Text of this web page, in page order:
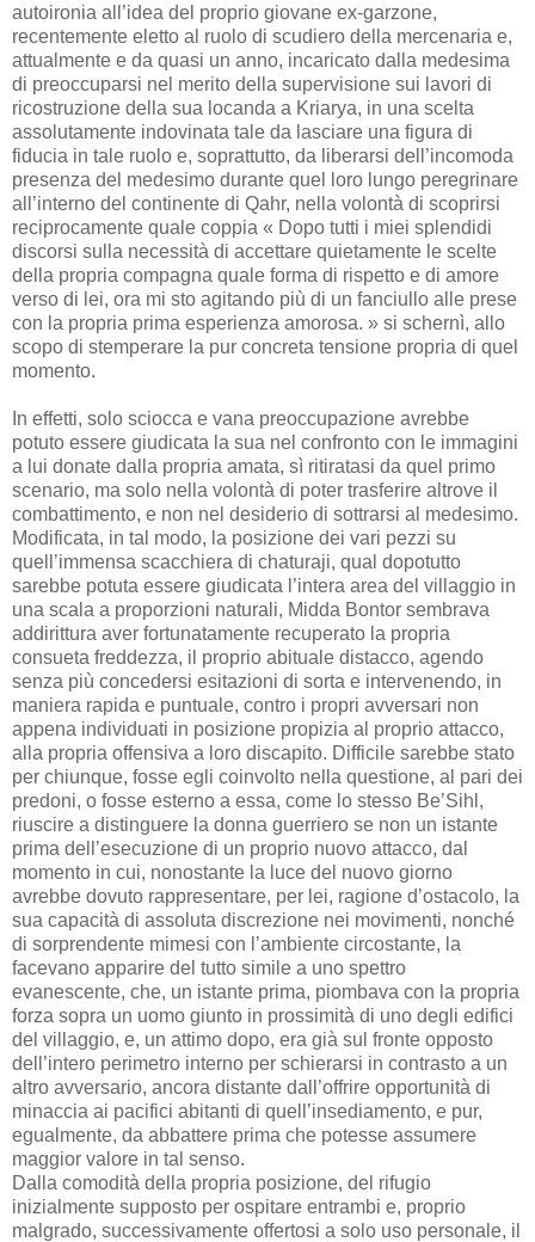
autoironia all’idea del proprio giovane ex-garzone,
recentemente eletto al ruolo di scudiero della mercenaria e,
attualmente e da quasi un anno, incaricato dalla medesima
di preoccuparsi nel merito della supervisione sui lavori di
ricostruzione della sua locanda a Kriarya, in una scelta
assolutamente indovinata tale da lasciare una figura di
fiducia in tale ruolo e, soprattutto, da liberarsi dell’incomoda
presenza del medesimo durante quel loro lungo peregrinare
all’interno del continente di Qahr, nella volontà di scoprirsi
reciprocamente quale coppia « Dopo tutti i miei splendidi
discorsi sulla necessità di accettare quietamente le scelte
della propria compagna quale forma di rispetto e di amore
verso di lei, ora mi sto agitando più di un fanciullo alle prese
con la propria prima esperienza amorosa. » si schernì, allo
scopo di stemperare la pur concreta tensione propria di quel
momento.
In effetti, solo sciocca e vana preoccupazione avrebbe
potuto essere giudicata la sua nel confronto con le immagini
a lui donate dalla propria amata, sì ritiratasi da quel primo
scenario, ma solo nella volontà di poter trasferire altrove il
combattimento, e non nel desiderio di sottrarsi al medesimo.
Modificata, in tal modo, la posizione dei vari pezzi su
quell’immensa scacchiera di chaturaji, qual dopotutto
sarebbe potuta essere giudicata l’intera area del villaggio in
una scala a proporzioni naturali, Midda Bontor sembrava
addirittura aver fortunatamente recuperato la propria
consueta freddezza, il proprio abituale distacco, agendo
senza più concedersi esitazioni di sorta e intervenendo, in
maniera rapida e puntuale, contro i propri avversari non
appena individuati in posizione propizia al proprio attacco,
alla propria offensiva a loro discapito. Difficile sarebbe stato
per chiunque, fosse egli coinvolto nella questione, al pari dei
predoni, o fosse esterno a essa, come lo stesso Be’Sihl,
riuscire a distinguere la donna guerriero se non un istante
prima dell’esecuzione di un proprio nuovo attacco, dal
momento in cui, nonostante la luce del nuovo giorno
avrebbe dovuto rappresentare, per lei, ragione d’ostacolo, la
sua capacità di assoluta discrezione nei movimenti, nonché
di sorprendente mimesi con l’ambiente circostante, la
facevano apparire del tutto simile a uno spettro
evanescente, che, un istante prima, piombava con la propria
forza sopra un uomo giunto in prossimità di uno degli edifici
del villaggio, e, un attimo dopo, era già sul fronte opposto
dell’intero perimetro interno per schierarsi in contrasto a un
altro avversario, ancora distante dall’offrire opportunità di
minaccia ai pacifici abitanti di quell’insediamento, e pur,
egualmente, da abbattere prima che potesse assumere
maggior valore in tal senso.
Dalla comodità della propria posizione, del rifugio
inizialmente supposto per ospitare entrambi e, proprio
malgrado, successivamente offertosi a solo uso personale, il